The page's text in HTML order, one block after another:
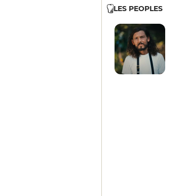
LES PEOPLES